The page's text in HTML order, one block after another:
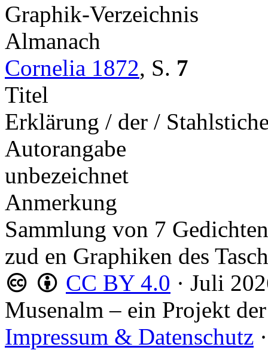
Graphik-Verzeichnis
Almanach
Cornelia 1872, S. 7
Titel
Erklärung / der /
Autorangabe
unbezeichnet
Anmerkung
Sammlung von 7
zud en Graphiken des
CC BY 4.0 · Juli
Musenalm – ein Projekt der
Impressum & Datenschutz ·